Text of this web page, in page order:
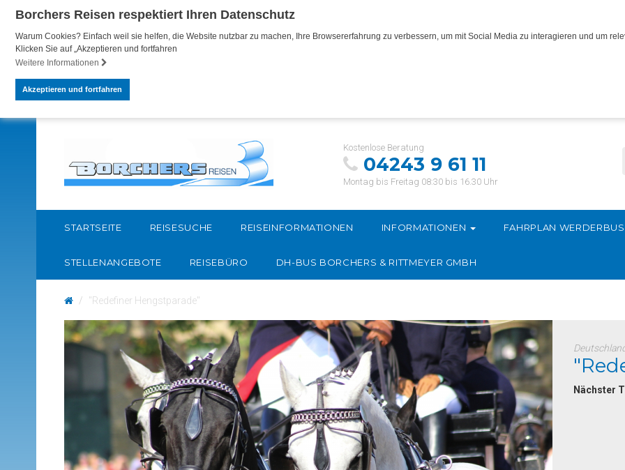
Borchers Reisen respektiert Ihren Datenschutz
Warum Cookies? Einfach weil sie helfen, die Website nutzbar zu machen, Ihre Browsererfahrung zu verbessern, um mit Social Media zu interagieren und um
Klicken Sie auf „Akzeptieren und fortfahren
Weitere Informationen
Akzeptieren und fortfahren
Kostenlose Beratung
04243 9 61 11
Montag bis Freitag 08:30 bis 16.30 Uhr
STARTSEITE REISESUCHE REISEINFORMATIONEN INFORMATIONEN FAHRPLAN
STELLENANGEBOTE REISEBÜRO DH-BUS BORCHERS & RITTMEYER GMBH
"Redefiner Hengstparade"
Nächster